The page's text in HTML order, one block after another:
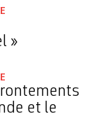
»
et le